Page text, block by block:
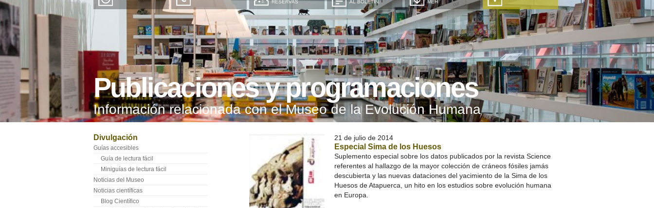
RESERVAS
AL BOLETÍN
MEH
ZURE BISITALDIA
VOTRE VISITE
DEIN BESUCH
LA VOSTRA VISITA
A SUA VISITA
您的訪問
Publicaciones y programaciones
Información relacionada con el Museo de la Evolución Humana
Divulgación
Guías accesibles
Guía de lectura fácil
Miniguías de lectura fácil
Noticias del Museo
Noticias científicas
Blog Científico
21 de julio de 2014
Especial Sima de los Huesos
Suplemento especial sobre los datos publicados por la revista Science
referentes al hallazgo de la mayor colección de cráneos fósiles jamás
descubierta y las nuevas dataciones del yacimiento de la Sima de los
Huesos de Atapuerca, un hito en los estudios sobre evolución humana
en Europa.